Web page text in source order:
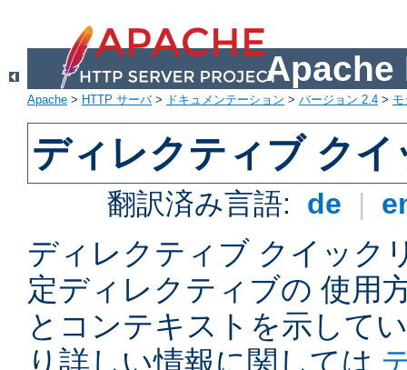
Apache
Apache > HTTP サーバ> ドキュメンテーション > バージョン 2.4 >
ディレクティブ ク
翻訳済み言語: de |
ディレクティブ クイック
定ディレクティブの 使用
とコンテキストを示して
り詳しい情報に関しては